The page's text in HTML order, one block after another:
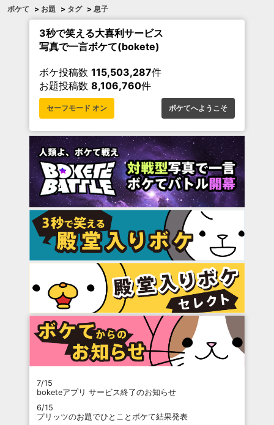
ボケて > お題 > タグ > 息子
3秒で笑える大喜利サービス
写真で一言ボケて(bokete)
ボケ投稿数 115,503,287件
お題投稿数 8,106,760件
セーフモード オン ボケてへようこそ
7/15
boketeアプリ サービス終了のお知らせ
6/15
プリッツのお題でひとことボケて結果発表